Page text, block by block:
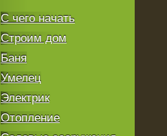
С чего начать
Строим дом
Баня
Умелец
Электрик
Отопление